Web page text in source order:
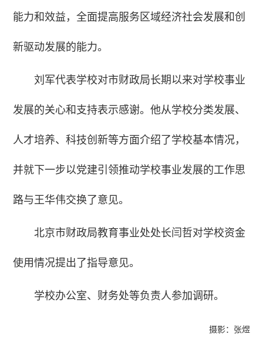
能力和效益，全面提高服务区域经济社会发展和创
新驱动发展的能力。
刘军代表学校对市财政局长期以来对学校事业
发展的关心和支持表示感谢。他从学校分类发展、
人才培养、科技创新等方面介绍了学校基本情况，
并就下一步以党建引领推动学校事业发展的工作思
路与王华伟交换了意见。
北京市财政局教育事业处处长闫哲对学校资金
使用情况提出了指导意见。
学校办公室、财务处等负责人参加调研。
摄影：张煜